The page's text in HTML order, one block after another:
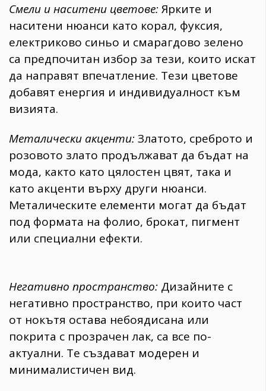
Смели и наситени цветове: Ярките и
наситени нюанси като корал, фуксия,
електриково синьо и смарагдово зелено
са предпочитан избор за тези, които искат
да направят впечатление. Тези цветове
добавят енергия и индивидуалност към
визията.
Металически акценти: Златото, среброто и
розовото злато продължават да бъдат на
мода, както като цялостен цвят, така и
като акценти върху други нюанси.
Металическите елементи могат да бъдат
под формата на фолио, брокат, пигмент
или специални ефекти.
Негативно пространство: Дизайните с
негативно пространство, при които част
от нокътя остава небоядисана или
покрита с прозрачен лак, са все по-
актуални. Те създават модерен и
минималистичен вид.